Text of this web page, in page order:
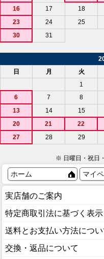
16
17 18
23
24 25
30
31
日
月 火
1
6
7 8
13
14 15
20
21 22
27
28 29
※ 日曜日・祝日
ホーム マイ
実店舗のご案内
特定商取引法に基づく表示
送料とお支払い方法につい
交換・返品について